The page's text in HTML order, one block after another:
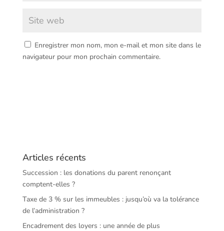
Enregistrer mon nom, mon e-mail et mon site dans le
navigateur pour mon prochain commentaire.
Articles récents
Succession : les donations du parent renonçant
comptent-elles ?
Taxe de 3 % sur les immeubles : jusqu’où va la tolérance
de l’administration ?
Encadrement des loyers : une année de plus